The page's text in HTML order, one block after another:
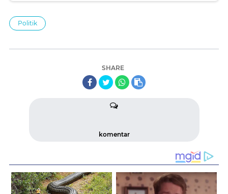
Politik
SHARE
komentar